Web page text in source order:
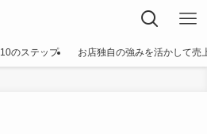
10のステップ お店独自の強みを活かして売